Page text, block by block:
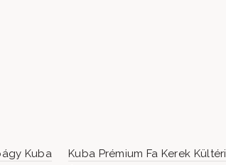
Kuba
Kuba Prémium Fa Kerek Kültéri